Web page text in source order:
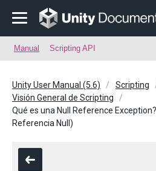
Manual Scripting API
Unity User Manual (5.6)
Scripting
Visión General de Scripting
Qué es una Null Reference
Referencia Null)